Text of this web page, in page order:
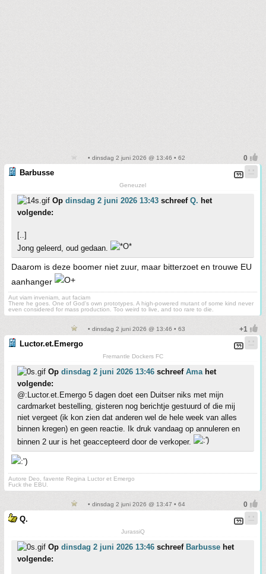
• dinsdag 2 juni 2026 @ 13:46 • 62
Barbusse
Geneuzel
Op dinsdag 2 juni 2026 13:43 schreef Q. het
volgende:
[..]
Jong geleerd, oud gedaan.
Daarom is deze boomer niet zuur, maar bitterzoet en trouwe EU
aanhanger
Aut viam inveniam, aut faciam
There he goes. One of God's own prototypes. A high-powered mutant of some kind never
even considered for mass production. Too weird to live, and too rare to die.
• dinsdag 2 juni 2026 @ 13:46 • 63
Luctor.et.Emergo
Fremantle Dockers FC
Op dinsdag 2 juni 2026 13:46 schreef Amahet
volgende:
@:Luctor.et.Emergo 5 dagen doet een Duitser niks met mijn
cardmarket bestelling, gisteren nog berichtje gestuurd of die mij
niet vergeet (ik kon zien dat anderen wel de hele week van alles
binnen kregen) en geen reactie. Ik druk vandaag op annuleren en
binnen 2 uur is het geaccepteerd door de verkoper.
Autore Deo, favente Regina Luctor et Emergo
Fuck the EBU.
• dinsdag 2 juni 2026 @ 13:47 • 64
Q.
JurassiQ
Op dinsdag 2 juni 2026 13:46 schreef Barbusse het
volgende: